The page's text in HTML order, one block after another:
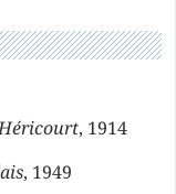
, 1914
, 1949